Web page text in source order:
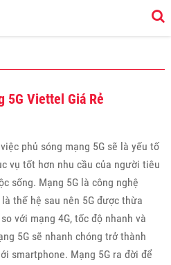
5G Viettel Giá Rẻ
phủ sóng mạng 5G sẽ là yếu tố
vụ tốt hơn nhu cầu của người tiêu
sống. Mạng 5G là công nghệ
thế hệ sau nên 5G được thừa
với mạng 4G, tốc độ nhanh và
5G sẽ nhanh chóng trở thành
smartphone. Mạng 5G ra đời để